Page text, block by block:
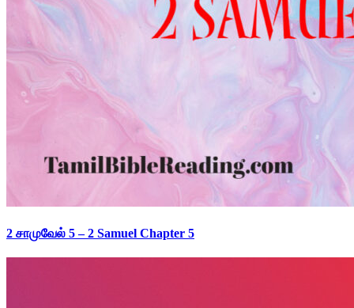
2 சாமுவேல் 5 – 2 Samuel Chapter 5